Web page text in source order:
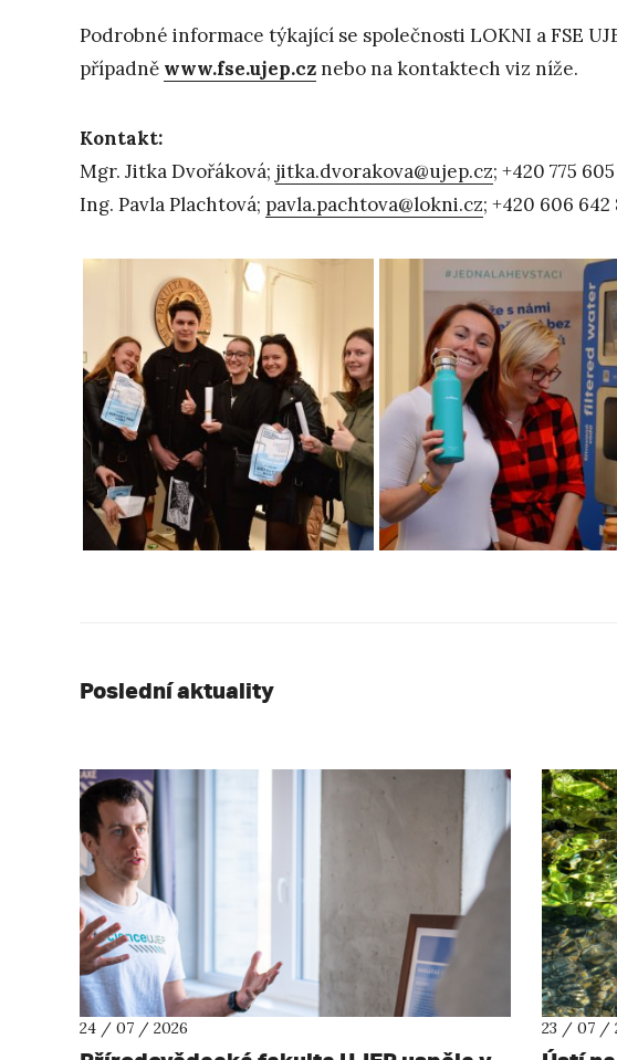
Podrobné informace týkající se společnosti LOKNI a FSE
případně www.fse.ujep.cznebo na kontaktech viz níže.
Kontakt:
Mgr. Jitka Dvořáková; jitka.dvorakova@ujep.cz; +420 775
Ing. Pavla Plachtová; pavla.pachtova@lokni.cz; +420 606 642
Poslední aktuality
24 / 07 / 2026 23 / 07 /